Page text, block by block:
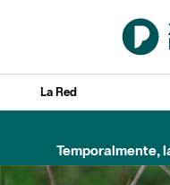
Saltar al contenido principal
La Red
Temporalmente,